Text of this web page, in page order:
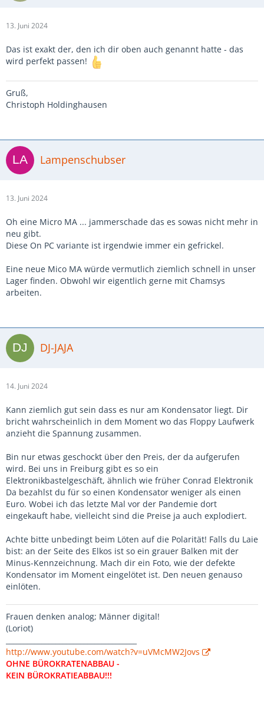
13. Juni 2024
Das ist exakt der, den ich dir oben auch genannt hatte - das
wird perfekt passen!
Gruß,
Christoph Holdinghausen
Lampenschubser
13. Juni 2024
Oh eine Micro MA ... jammerschade das es sowas nicht mehr in
neu gibt.
Diese On PC variante ist irgendwie immer ein gefrickel.
Eine neue Mico MA würde vermutlich ziemlich schnell in unser
Lager finden. Obwohl wir eigentlich gerne mit Chamsys
arbeiten.
DJ-JAJA
14. Juni 2024
Kann ziemlich gut sein dass es nur am Kondensator liegt. Dir
bricht wahrscheinlich in dem Moment wo das Floppy Laufwerk
anzieht die Spannung zusammen.
Bin nur etwas geschockt über den Preis, der da aufgerufen
wird. Bei uns in Freiburg gibt es so ein
Elektronikbastelgeschäft, ähnlich wie früher Conrad Elektronik
Da bezahlst du für so einen Kondensator weniger als einen
Euro. Wobei ich das letzte Mal vor der Pandemie dort
eingekauft habe, vielleicht sind die Preise ja auch explodiert.
Achte bitte unbedingt beim Löten auf die Polarität! Falls du Laie
bist: an der Seite des Elkos ist so ein grauer Balken mit der
Minus-Kennzeichnung. Mach dir ein Foto, wie der defekte
Kondensator im Moment eingelötet ist. Den neuen genauso
einlöten.
Frauen denken analog; Männer digital!
(Loriot)
http://www.youtube.com/watch?v=uVMcMW2Jovs
OHNE BÜROKRATENABBAU -
KEIN BÜROKRATIEABBAU!!!